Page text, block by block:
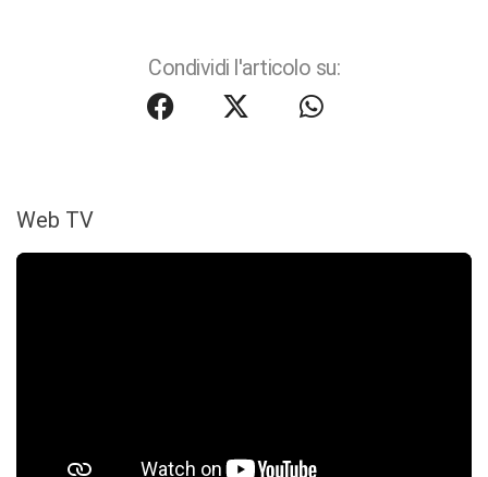
Condividi l'articolo su:
Web TV